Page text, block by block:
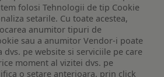
folosi Tehnologii de tip Cookie
setarile. Cu toate acestea,
anumitor tipuri de
sau a anumitor Vendor-i poate
pe website si serviciile pe care
moment al vizitei dvs. pe
o setare anterioara, prin click